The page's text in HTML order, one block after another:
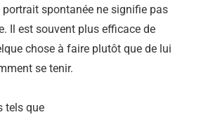
spontanée ne signifie pas
Il est souvent plus efficace de
chose à faire plutôt que de lui
se tenir.
tels que